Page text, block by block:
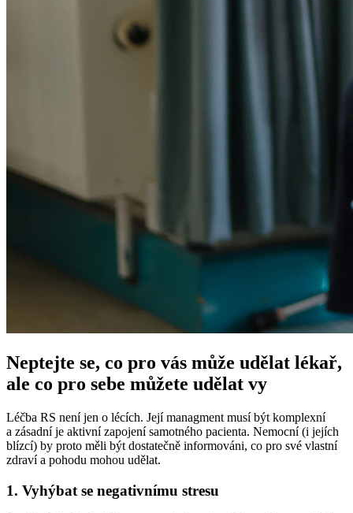
Neptejte se, co pro vás může udělat lékař,
ale co pro sebe můžete udělat vy
Léčba RS není jen o lécích. Její managment musí být komplexní
a zásadní je aktivní zapojení samotného pacienta. Nemocní (i jejích
blízcí) by proto měli být dostatečně informováni, co pro své vlastní
zdraví a pohodu mohou udělat.
1. Vyhýbat se negativnímu stresu